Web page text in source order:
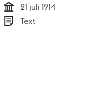
Tid
21 juli 1914
Typ
Text